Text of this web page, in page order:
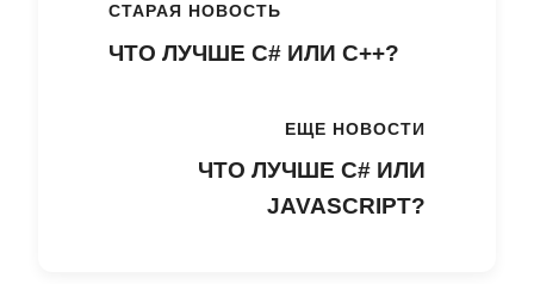
СТАРАЯ НОВОСТЬ
ЧТО ЛУЧШЕ C# ИЛИ C++?
ЕЩЕ НОВОСТИ
ЧТО ЛУЧШЕ C# ИЛИ
JAVASCRIPT?